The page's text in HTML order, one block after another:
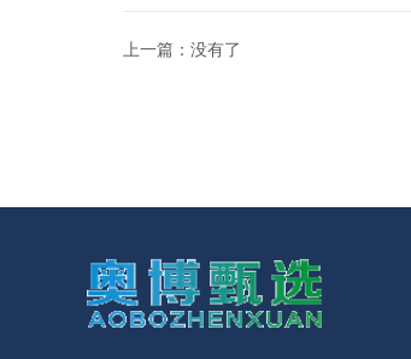
上一篇：没有了